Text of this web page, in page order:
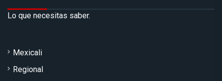
Lo que necesitas saber.
Mexicali
Regional